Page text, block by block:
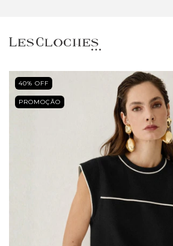
40% OFF
PROMOÇÃO